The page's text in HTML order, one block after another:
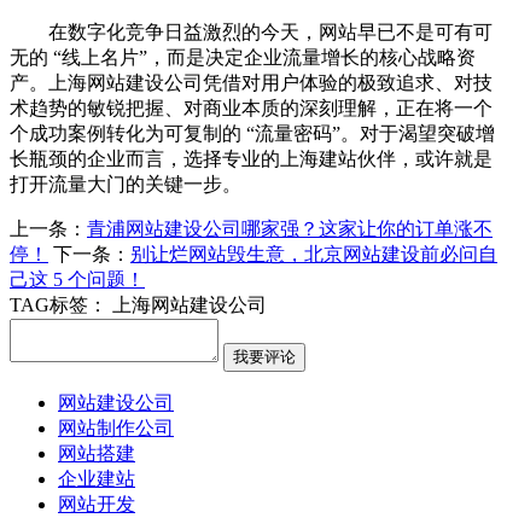
在数字化竞争日益激烈的今天，网站早已不是可有可
无的 “线上名片”，而是决定企业流量增长的核心战略资
产。上海网站建设公司凭借对用户体验的极致追求、对技
术趋势的敏锐把握、对商业本质的深刻理解，正在将一个
个成功案例转化为可复制的 “流量密码”。对于渴望突破增
长瓶颈的企业而言，选择专业的上海建站伙伴，或许就是
打开流量大门的关键一步。
上一条： 青浦网站建设公司哪家强？这家让你的订单涨不
停！
下一条： 别让烂网站毁生意，北京网站建设前必问自
己这 5 个问题！
TAG标签：
上海网站建设公司
网站建设公司
网站制作公司
网站搭建
企业建站
网站开发